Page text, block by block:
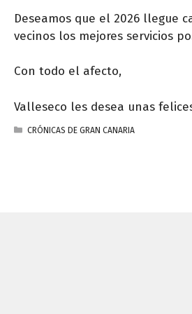
Deseamos que el 2026 llegue
vecinos los mejores servicios
Con todo el afecto,
Valleseco les desea unas
CATEGORÍAS
CRÓNICAS DE GRAN CANARIA